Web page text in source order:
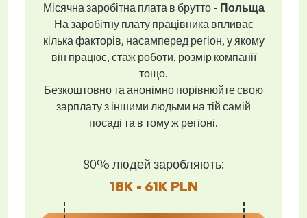
Місячна заробітна плата в брутто - Польща
На заробітну плату працівника впливає
кілька факторів, насамперед регіон, у якому
він працює, стаж роботи, розмір компанії
тощо.
Безкоштовно та анонімно порівнюйте свою
зарплату з іншими людьми на тій самій
посаді та в тому ж регіоні.
80% людей заробляють:
18K - 61K PLN